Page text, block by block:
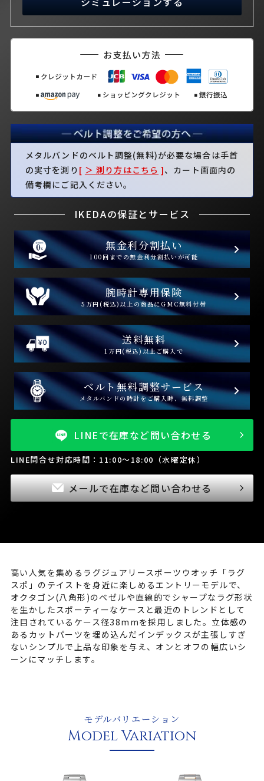
メタルバンドのベルト調整(無料)が必要な場合は手首
の実寸を測り [ ＞ 測り方はこちら ]、カート画面内の
備考欄にご記入ください。
IKEDAの保証とサービス
無金利分割払い
100回までの無金利分割払いが可能
腕時計専用保険
5万円(税込)以上の商品にGMC無料付帯
送料無料
1万円(税込)以上ご購入で
ベルト無料調整サービス
メタルバンドの時計をご購入時、無料調整
LINEで在庫など問い合わせる
LINE問合せ対応時間：11:00～18:00（水曜定休）
メールで在庫など問い合わせる
高い人気を集めるラグジュアリースポーツウオッチ「ラグ
スポ」のテイストを身近に楽しめるエントリーモデルで、
オクタゴン(八角形)のベゼルや直線的でシャープなラグ形状
を生かしたスポーティーなケースと最近のトレンドとして
注目されているケース径38mmを採用しました。立体感の
あるカットパーツを埋め込んだインデックスが主張しすぎ
ないシンプルで上品な印象を与え、オンとオフの幅広いシ
ーンにマッチします。
モデルバリエーション
Model Variation